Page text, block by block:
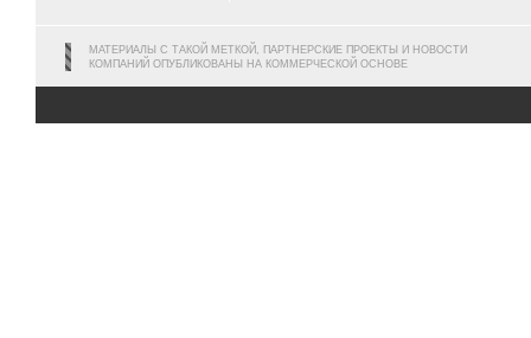
МАТЕРИАЛЫ С ТАКОЙ МЕТКОЙ, ПАРТНЕРСКИЕ ПРОЕКТЫ И НОВОСТИ
КОМПАНИЙ ОПУБЛИКОВАНЫ НА КОММЕРЧЕСКОЙ ОСНОВЕ